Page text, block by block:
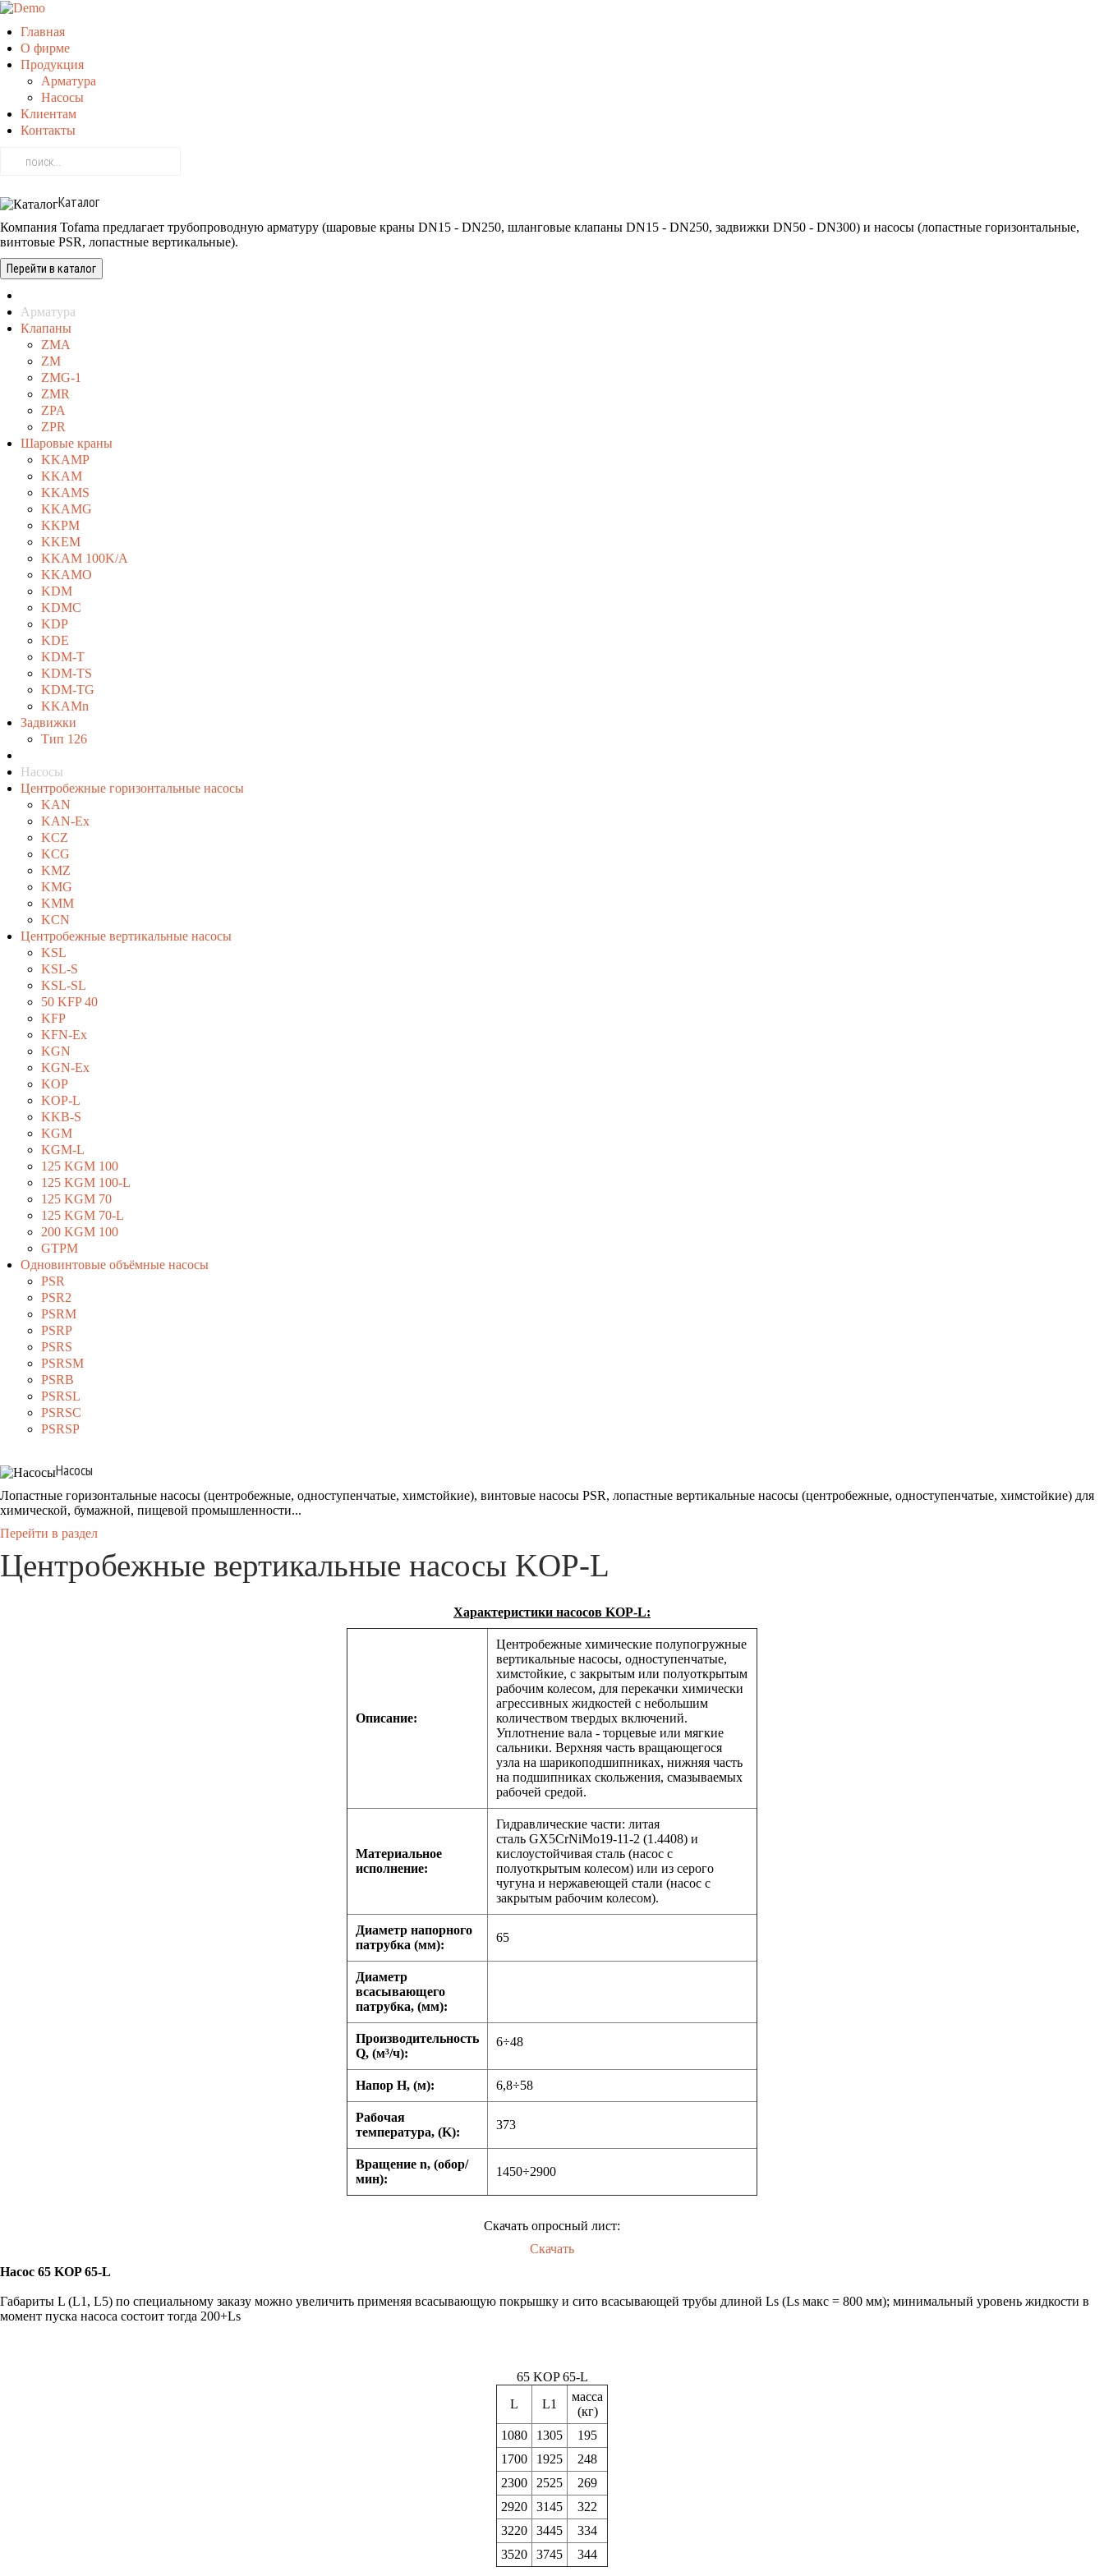
Главная
О фирме
Продукция
Арматура
Насосы
Клиентам
Контакты
Каталог
Компания Tofama предлагает трубопроводную арматуру (шаровые краны DN15 - DN250, шланговые клапаны DN15 - DN250, задвижки DN50 - DN300) и насосы (лопастные горизонтальные,
винтовые PSR, лопастные вертикальные).
Перейти в каталог
Арматура
Клапаны
ZMA
ZM
ZMG-1
ZMR
ZPA
ZPR
Шаровые краны
KKAMP
KKAM
KKAMS
KKAMG
KKPM
KKEM
KKAM 100K/A
KKAMO
KDM
KDMC
KDP
KDE
KDM-T
KDM-TS
KDM-TG
KKAMn
Задвижки
Тип 126
Насосы
Центробежные горизонтальные насосы
KAN
KAN-Ex
KCZ
KCG
KMZ
KMG
KMM
KCN
Центробежные вертикальные насосы
KSL
KSL-S
KSL-SL
50 KFP 40
KFP
KFN-Ex
KGN
KGN-Ex
KOP
KOP-L
KKB-S
KGM
KGM-L
125 KGM 100
125 KGM 100-L
125 KGM 70
125 KGM 70-L
200 KGM 100
GTPM
Одновинтовые объёмные насосы
PSR
PSR2
PSRM
PSRP
PSRS
PSRSM
PSRB
PSRSL
PSRSC
PSRSP
Насосы
Лопастные горизонтальные насосы (центробежные, одноступенчатые, химстойкие), винтовые насосы PSR, лопастные вертикальные насосы (центробежные, одноступенчатые, химстойкие) для
химической, бумажной, пищевой промышленности...
Перейти в раздел
Центробежные вертикальные насосы KOP-L
Характеристики насосов KOP-L:
Описание:
Центробежные химические полупогружные
вертикальные насосы, одноступенчатые,
химстойкие, с закрытым или полуоткрытым
рабочим колесом, для перекачки химически
агрессивных жидкостей с небольшим
количеством твердых включений.
Уплотнение вала - торцевые или мягкие
сальники. Верхняя часть вращающегося
узла на шарикоподшипниках, нижняя часть
на подшипниках скольжения, смазываемых
рабочей средой.
Материальное
исполнение:
Гидравлические части: литая
сталь GX5CrNiMo19-11-2 (1.4408) и
кислоустойчивая сталь (насос с
полуоткрытым колесом) или из серого
чугуна и нержавеющей стали (насос с
закрытым рабочим колесом).
Диаметр напорного
патрубка (мм):
65
Диаметр
всасывающего
патрубка, (мм):
Производительность
Q, (м³/ч):
6÷48
Напор H, (м): 6,8÷58
Рабочая
температура, (K):
373
Вращение n, (обор/
мин):
1450÷2900
Скачать опросный лист:
Скачать
Насос 65 KOP 65-L
Габариты L (L1, L5) по специальному заказу можно увеличить применяя всасывающую покрышку и сито всасывающей трубы длиной Ls (Ls макс = 800 мм); минимальный уровень жидкости в
момент пуска насоса состоит тогда 200+Ls
65 KOP 65-L
L
L1
масса
(кг)
1080
1305
195
1700
1925
248
2300
2525
269
2920
3145
322
3220
3445
334
3520
3745 344